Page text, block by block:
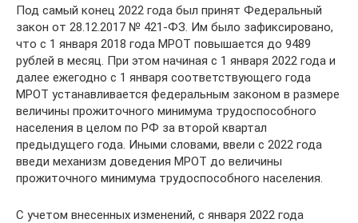
Под самый конец 2022 года был принят Федеральный
закон от 28.12.2017 № 421-ФЗ. Им было зафиксировано,
что с 1 января 2018 года МРОТ повышается до 9489
рублей в месяц. При этом начиная с 1 января 2022 года и
далее ежегодно с 1 января соответствующего года
МРОТ устанавливается федеральным законом в размере
величины прожиточного минимума трудоспособного
населения в целом по РФ за второй квартал
предыдущего года. Иными словами, ввели с 2022 года
введи механизм доведения МРОТ до величины
прожиточного минимума трудоспособного населения.
С учетом внесенных изменений, с января 2022 года